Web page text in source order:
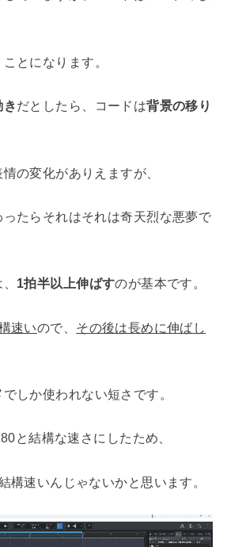
ことになります。
だとしたら、コードは背景の移り
の変化がありえますが、
たらそれはそれは奇天烈な悪夢で
1拍半以上伸ばすのが基本です。
速いので、 その後は長めに伸ばし
でしか使われない短さです。
と結構な速さにしたため、
構速いんじゃないかと思います。